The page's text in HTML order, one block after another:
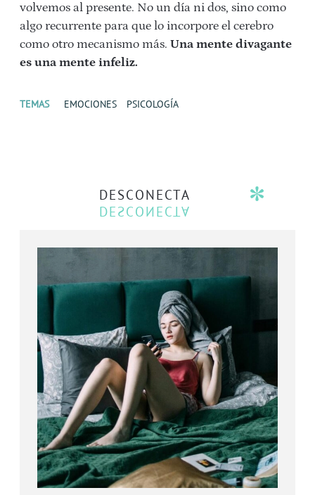
volvemos al presente. No un día ni dos, sino como
algo recurrente para que lo incorpore el cerebro
como otro mecanismo más. Una mente divagante
es una mente infeliz.
TEMAS EMOCIONES PSICOLOGÍA
DESCONECTA